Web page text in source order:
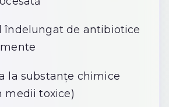
îndelungat de antibiotice
la substanțe chimice
medii toxice)